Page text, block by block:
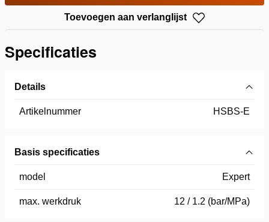
Toevoegen aan verlanglijst
Specificaties
Details
Artikelnummer HSBS-E
Basis specificaties
model Expert
max. werkdruk 12 / 1.2 (bar/MPa)